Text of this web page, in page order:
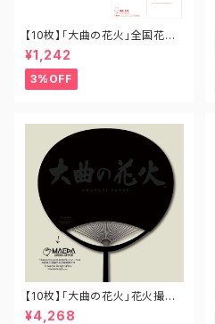
【10枚】「大曲の花火」全国花火
競技大会ポストカード「十号割
物花火バージョン」 PO-OH-0
02N
¥1,242
3%OFF
【10枚】「大曲の花火」花火撮影
用うちわ UC-OM-001
¥4,268